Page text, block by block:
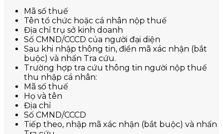
Mã số thuế
Tên tổ chức hoặc cá nhân nộp thuế
Địa chỉ trụ sở kinh doanh
Số CMND/CCCD của người đại diện
Sau khi nhập thông tin, điền mã xác nhận (bắt
buộc) và nhấn Tra cứu.
Trường hợp tra cứu thông tin người nộp thuế
thu nhập cá nhân:
Mã số thuế
Họ và tên
Địa chỉ
Số CMND/CCCD
Tiếp theo, nhập mã xác nhận (bắt buộc) và nhấn